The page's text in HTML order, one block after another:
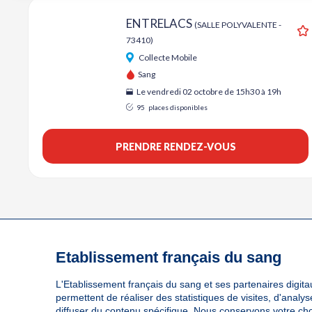
ENTRELACS (SALLE POLYVALENTE -
73410)
Collecte Mobile
Sang
Le vendredi 02 octobre de 15h30 à 19h
95 places disponibles
PRENDRE RENDEZ-VOUS
Etablissement français du sang
L'Etablissement français du sang et ses partenaires
permettent de réaliser des statistiques de visites,